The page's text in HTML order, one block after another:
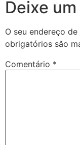
Deixe
O seu endereço
obrigatórios são
Comentário *